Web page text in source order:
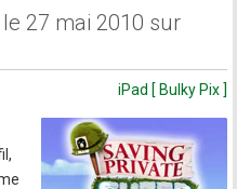
27 mai 2010 sur
iPad [ Bulky Pix ]